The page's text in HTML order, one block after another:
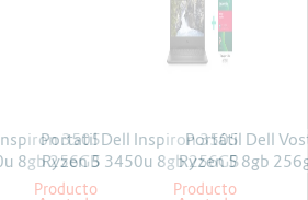
3505
8gb 256GB
15.6
Portatil Dell Inspiron 3505
Ryzen 5 3450u 8gb 256GB
Win10 15.6
Producto
Portátil Dell
Ryzen 5 8gb
Producto